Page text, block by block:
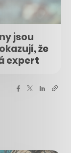
jsou
že
expert